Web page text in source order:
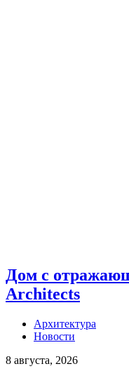
Дом с
Architects
Архитектура
Новости
8 августа, 2026